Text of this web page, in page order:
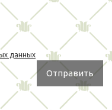
данных
Отправить